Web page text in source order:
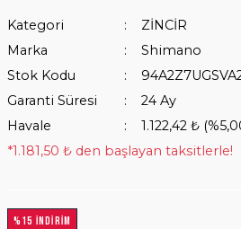
Kategori
ZİNCİR
Marka
Shimano
Stok Kodu
Garanti Süresi
24 Ay
Havale
1.122,42 ₺
*1.181,50 ₺ den başlayan taksitlerle!
%15 İNDİRİM